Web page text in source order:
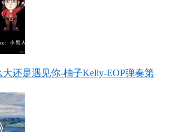
大还是遇见你-柚子Kelly-EOP弹奏第